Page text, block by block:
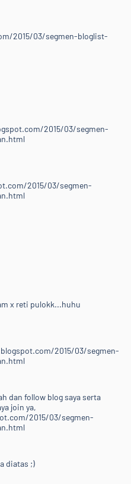
2015/03/segmen-bloglist-
2015/03/segmen-
2015/03/segmen-
x reti pulokk...huhu
2015/03/segmen-
dan follow blog saya serta
join ya,
2015/03/segmen-
diatas ;)